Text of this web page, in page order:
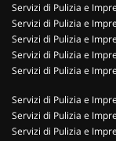
Servizi di Pulizia e
Servizi di Pulizia e
Servizi di Pulizia e
Servizi di Pulizia e
Servizi di Pulizia e
Servizi di Pulizia e
Servizi di Pulizia e
Servizi di Pulizia e